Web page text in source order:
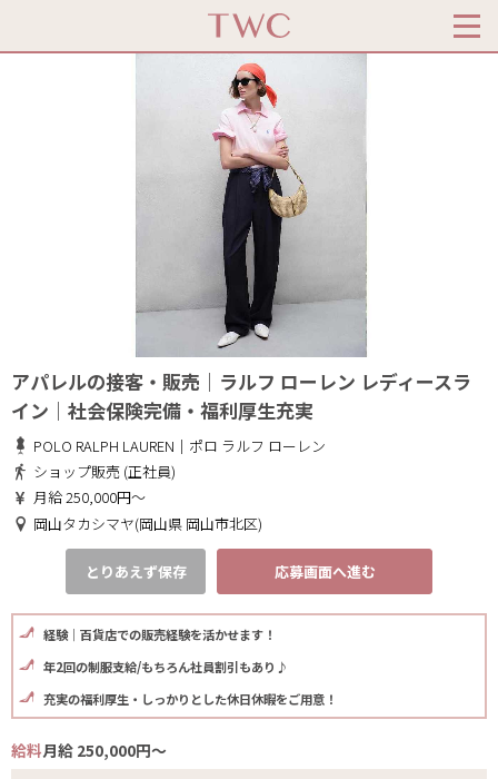
アパレルの接客・販売｜ラルフ ローレン レディースラ
イン｜社会保険完備・福利厚生充実
POLO RALPH LAUREN｜ポロ ラルフ ローレン
ショップ販売 (正社員)
月給 250,000円～
岡山タカシマヤ(岡山県 岡山市北区)
とりあえず保存 応募画面へ進む
経験｜百貨店での販売経験を活かせます！
年2回の制服支給/もちろん社員割引もあり♪
充実の福利厚生・しっかりとした休日休暇をご用意！
給料月給 250,000円～